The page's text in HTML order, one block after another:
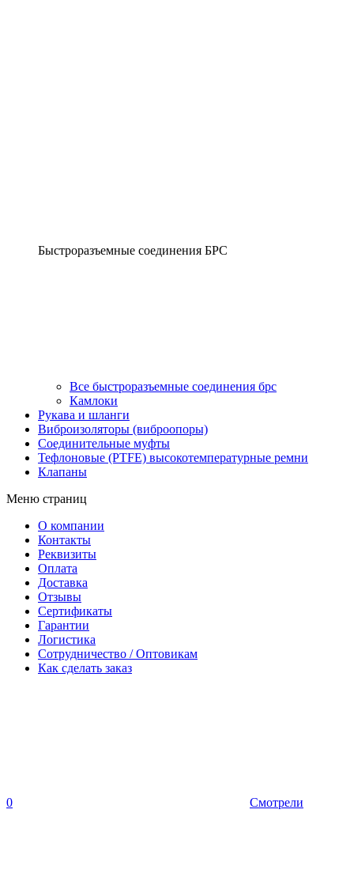
Быстроразъемные соединения БРС
Все быстроразъемные соединения брс
Камлоки
Рукава и шланги
Виброизоляторы (виброопоры)
Соединительные муфты
Тефлоновые (PTFE) высокотемпературные ремни
Клапаны
Меню страниц
О компании
Контакты
Реквизиты
Оплата
Доставка
Отзывы
Сертификаты
Гарантии
Логистика
Сотрудничество / Оптовикам
Как сделать заказ
0 Смотрели